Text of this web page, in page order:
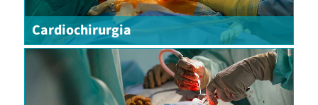
Cardiochirurgia